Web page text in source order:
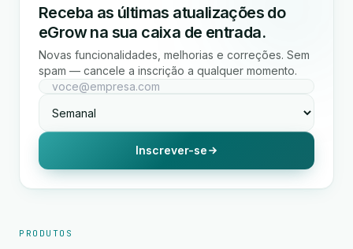
Receba as últimas atualizações do
eGrow na sua caixa de entrada.
Novas funcionalidades, melhorias e correções. Sem
spam — cancele a inscrição a qualquer momento.
Inscrever-se
PRODUTOS